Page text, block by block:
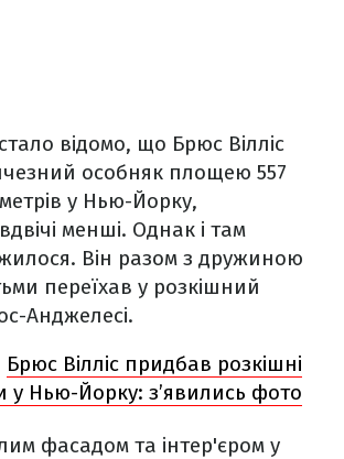
відомо, що Брюс Вілліс
особняк площею 557
у Нью-Йорку,
менші. Однак і там
Він разом з дружиною
переїхав у розкішний
Анджелесі.
Брюс Вілліс придбав розкішні
у Нью-Йорку: з’явились фото
фасадом та інтер'єром у